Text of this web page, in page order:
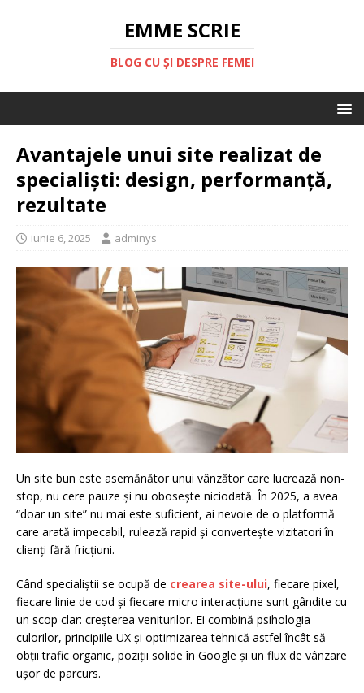
EMME SCRIE
BLOG CU ȘI DESPRE FEMEI
Avantajele unui site realizat de
specialiști: design, performanță,
rezultate
iunie 6, 2025 adminys
Un site bun este asemănător unui vânzător care lucrează non-
stop, nu cere pauze și nu obosește niciodată. În 2025, a avea
“doar un site” nu mai este suficient, ai nevoie de o platformă
care arată impecabil, rulează rapid și convertește vizitatori în
clienți fără fricțiuni.
Când specialiștii se ocupă de crearea site-ului, fiecare pixel,
fiecare linie de cod și fiecare micro interacțiune sunt gândite cu
un scop clar: creșterea veniturilor. Ei combină psihologia
culorilor, principiile UX și optimizarea tehnică astfel încât să
obții trafic organic, poziții solide în Google și un flux de vânzare
ușor de parcurs.